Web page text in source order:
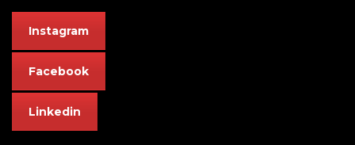
Instagram
Facebook
Linkedin